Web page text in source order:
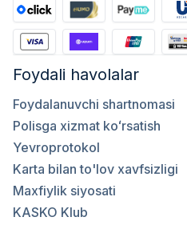
Foydali havolalar
Foydalanuvchi shartnomasi
Polisga xizmat koʻrsatish
Yevroprotokol
Karta bilan to'lov xavfsizligi
Maxfiylik siyosati
KASKO Klub